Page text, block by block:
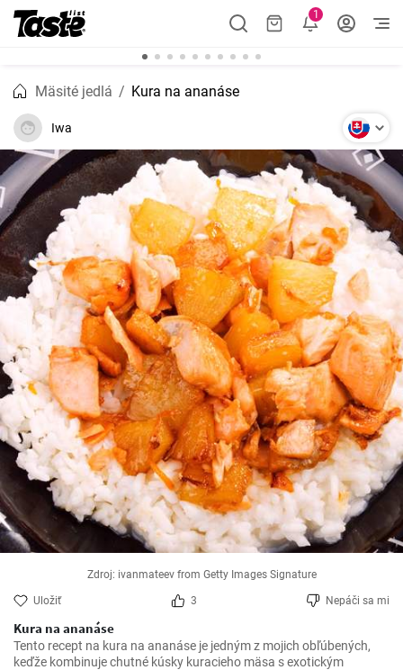
1
Mäsité jedlá Kura na ananáse
Iwa
Zdroj: ivanmateev from Getty Images Signature
Uložiť 3 Nepáči sa mi
Kura na ananáse
Tento recept na kura na ananáse je jedným z mojich obľúbených,
keďže kombinuje chutné kúsky kuracieho mäsa s exotickým